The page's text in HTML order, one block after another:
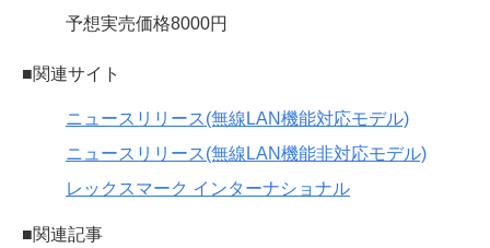
予想実売価格8000円
■関連サイト
ニュースリリース(無線LAN機能対応モデル)
ニュースリリース(無線LAN機能非対応モデル)
レックスマーク インターナショナル
■関連記事